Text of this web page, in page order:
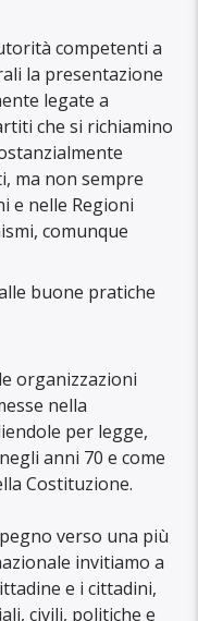
competenti a
la presentazione
legate a
che si richiamino
ma non sempre
e nelle Regioni
comunque
buone pratiche
organizzazioni
nella
per legge,
anni 70 e come
Costituzione.
verso una più
invitiamo a
e i cittadini,
civili, politiche e